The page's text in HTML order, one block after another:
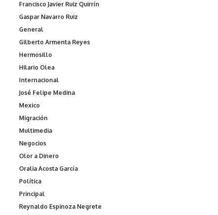
Francisco Javier Ruiz Quirrín
Gaspar Navarro Ruiz
General
Gilberto Armenta Reyes
Hermosillo
Hilario Olea
Internacional
José Felipe Medina
Mexico
Migración
Multimedia
Negocios
Olor a Dinero
Oralia Acosta García
Política
Principal
Reynaldo Espinoza Negrete